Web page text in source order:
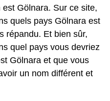
Gölnara. Sur ce site,
quels pays Gölnara est
répandu. Et bien sûr,
quel pays vous devriez
Gölnara et que vous
un nom différent et